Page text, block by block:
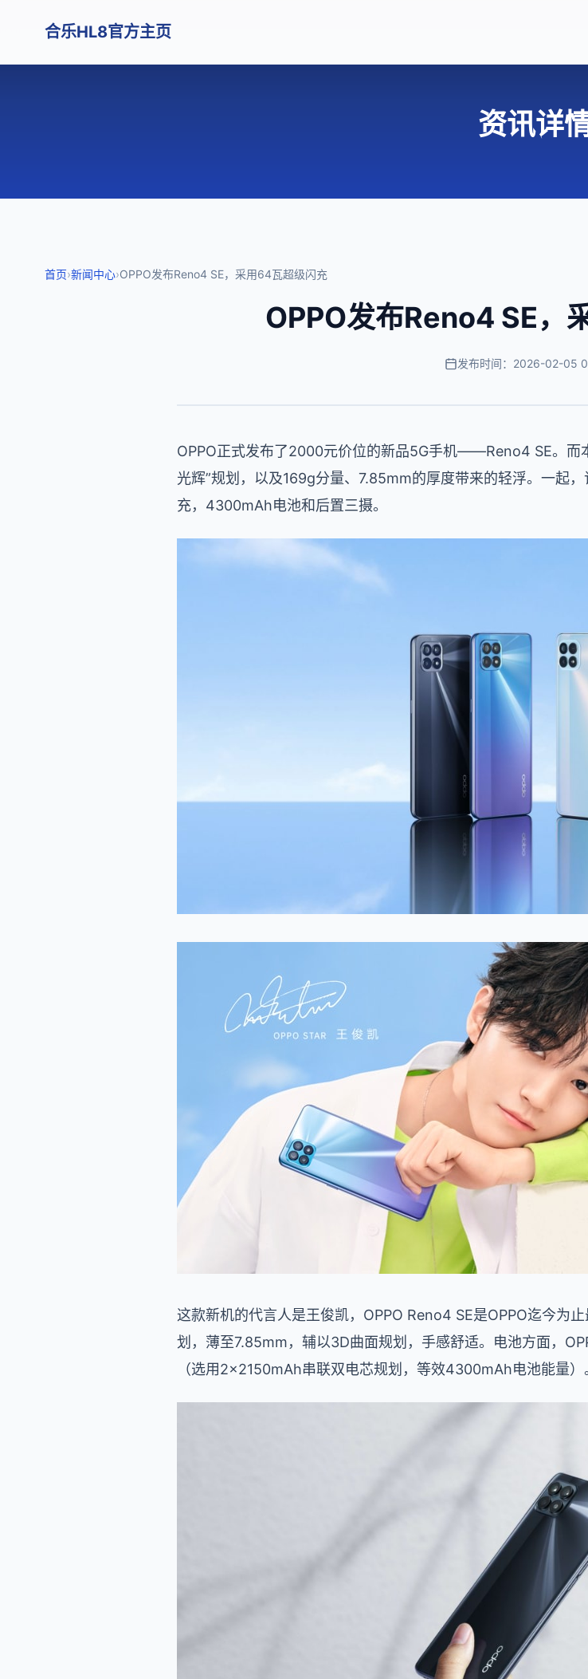
合乐HL8官方主页
资讯详
首页›新闻中心›OPPO发布Reno4 SE，采用64瓦超级闪充
OPPO发布Reno4 SE，
发布时间：2026-02-05
OPPO正式发布了2000元价位的新品5G手机——Reno4 SE。而
光辉”规划，以及169g分量、7.85mm的厚度带来的轻浮。一起
充，4300mAh电池和后置三摄。
这款新机的代言人是王俊凯，OPPO Reno4 SE是OPPO迄今为
划，薄至7.85mm，辅以3D曲面规划，手感舒适。电池方面，
（选用2×2150mAh串联双电芯规划，等效4300mAh电池能量）